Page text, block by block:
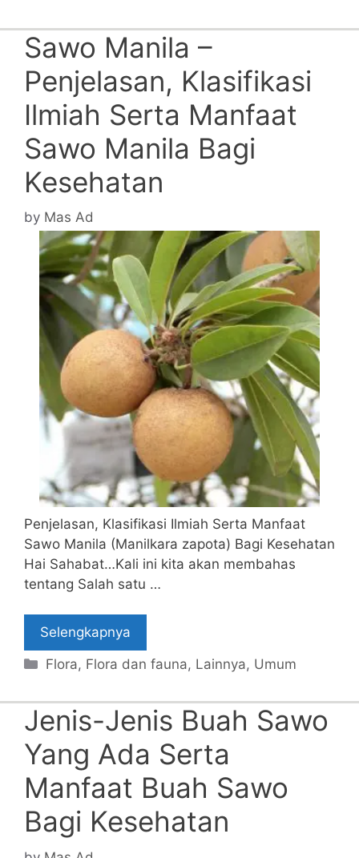
Sawo Manila –
Penjelasan, Klasifikasi
Ilmiah Serta Manfaat
Sawo Manila Bagi
Kesehatan
by Mas Ad
Penjelasan, Klasifikasi Ilmiah Serta Manfaat
Sawo Manila (Manilkara zapota) Bagi Kesehatan
Hai Sahabat…Kali ini kita akan membahas
tentang Salah satu …
Selengkapnya
Categories
Flora, Flora dan fauna, Lainnya, Umum
Jenis-Jenis Buah Sawo
Yang Ada Serta
Manfaat Buah Sawo
Bagi Kesehatan